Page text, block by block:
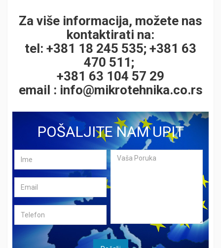
Za više informacija, možete nas
kontaktirati na:
tel: +381 18 245 535; +381 63
470 511;
+381 63 104 57 29
email : info@mikrotehnika.co.rs
POŠALJITE NAM UPIT